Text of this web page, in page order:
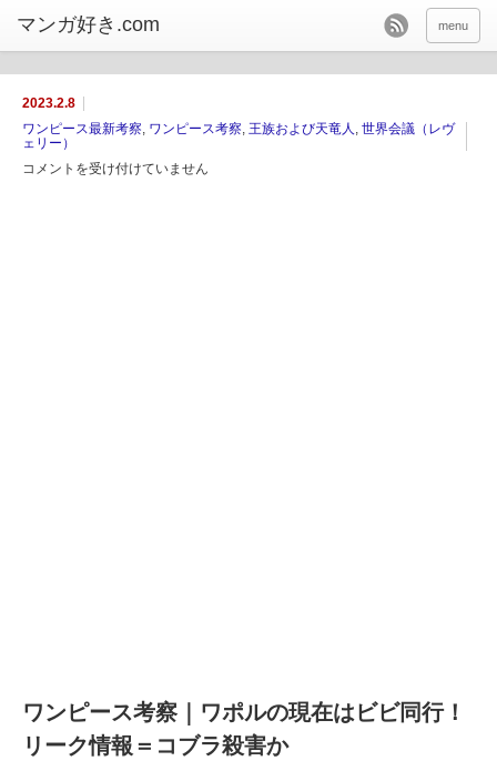
menu
2023.2.8
ワンピース最新考察, ワンピース考察, 王族および天竜人 , 世界会議（レヴ
ェリー）
コメントを受け付けていません
ワンピース考察｜ワポルの現在はビビ同行！
リーク情報＝コブラ殺害か